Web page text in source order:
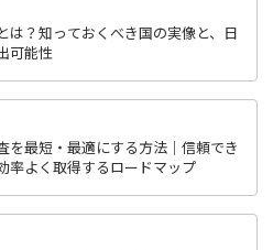
は？知っておくべき国の実像と、日
可能性
を最短・最適にする方法｜信頼でき
率よく取得するロードマップ